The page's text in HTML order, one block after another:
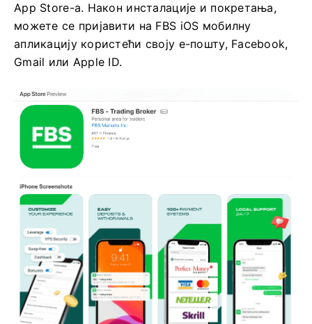
App Store-а. Након инсталације и покретања,
можете се пријавити на FBS iOS мобилну
апликацију користећи своју е-пошту, Facebook,
Gmail или Apple ID.